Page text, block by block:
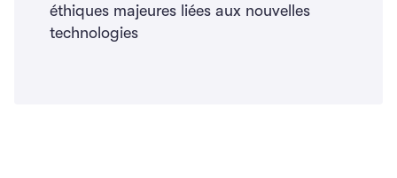
éthiques majeures liées aux nouvelles
technologies